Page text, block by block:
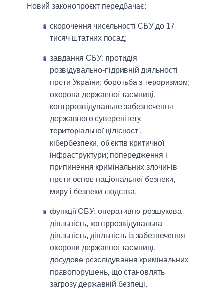
Новий законопроєкт передбачає:
скорочення чисельності СБУ до 17
тисяч штатних посад;
завдання СБУ: протидія
розвідувально-підривній діяльності
проти України; боротьба з тероризмом;
охорона державної таємниці,
контррозвідувальне забезпечення
державного суверенітету,
територіальної цілісності,
кібербезпеки, об'єктів критичної
інфраструктури; попередження і
припинення кримінальних злочинів
проти основ національної безпеки,
миру і безпеки людства.
функції СБУ: оперативно-розшукова
діяльність, контррозвідувальна
діяльність, діяльність із забезпечення
охорони державної таємниці,
досудове розслідування кримінальних
правопорушень, що становлять
загрозу державній безпеці.